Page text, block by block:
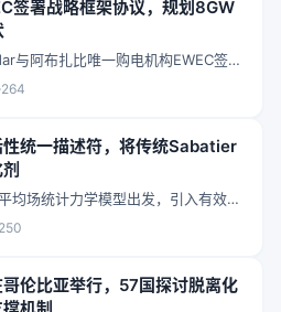
签署战略框架协议，规划8GW
与阿布扎比唯一购电机构EWEC签署
电池储能系统和30GW光伏发
现60%清洁能源供给目标。
264
统一描述符，将传统Sabatier
均场统计力学模型出发，引入有效吸
位点电催化剂的统一活性映射框
影至单一有效坐标，同时保留位点异
250
伦比亚举行，57国探讨脱离化